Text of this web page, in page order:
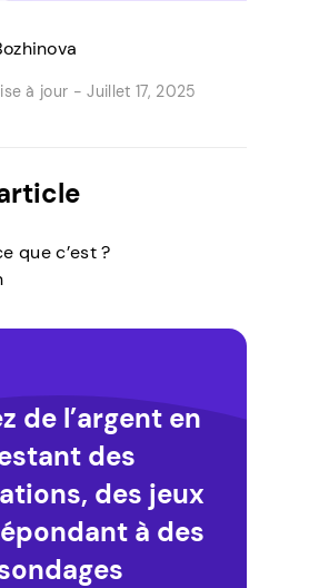
à jour - Juillet 17, 2025
que c’est ?
de l’argent en
des
des jeux
à des